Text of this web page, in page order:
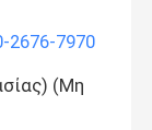
2676-7970
(Μη